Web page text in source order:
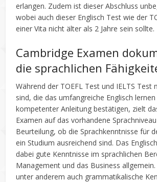
erlangen. Zudem ist dieser Abschluss
wobei auch dieser Englisch Test wie der
einer Vita nicht älter als 2 Jahre sein sollte.
Cambridge Examen
die sprachlichen
Während der TOEFL Test und IELTS Test
sind, die das umfangreiche Englisch
kompetenter Anleitung bestätigen, zielt
Examen auf das vorhandene
Beurteilung, ob die Sprachkenntnisse für
ein Studium ausreichend sind. Das
dabei gute Kenntnisse im sprachlichen
Management und das Business
unter anderem auch grammatikalische